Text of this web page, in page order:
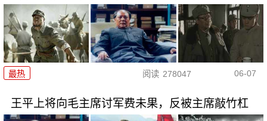
最热 阅读 278047 06-07
王平上将向毛主席讨军费未果，反被主席敲竹杠